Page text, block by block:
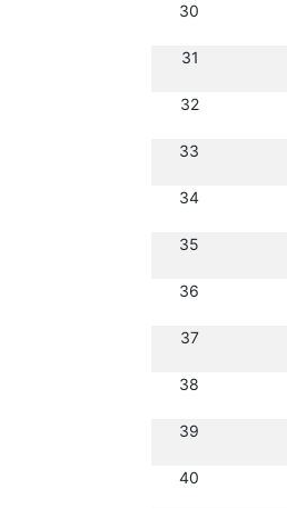
30
31
32
33
34
35
36
37
38
39
40